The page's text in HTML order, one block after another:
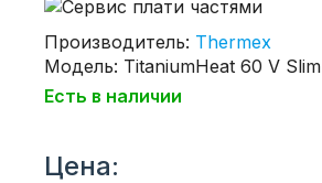
Производитель: Thermex
Модель: TitaniumHeat 60 V Slim
Есть в наличии
Цена: